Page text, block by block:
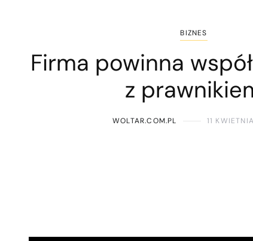
BIZNES
Firma powinna
z
WOLTAR.COM.PL 11